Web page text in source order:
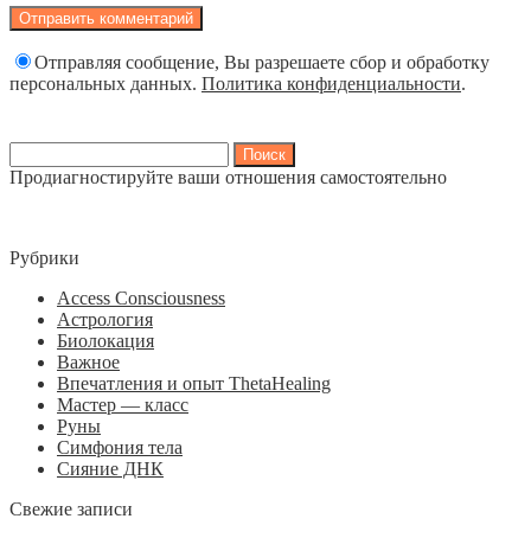
Отправляя сообщение, Вы разрешаете сбор и обработку
персональных данных. Политика конфиденциальности.
Продиагностируйте ваши отношения самостоятельно
Рубрики
Access Consciousness
Астрология
Биолокация
Важное
Впечатления и опыт ThetaHealing
Мастер — класс
Руны
Симфония тела
Сияние ДНК
Свежие записи